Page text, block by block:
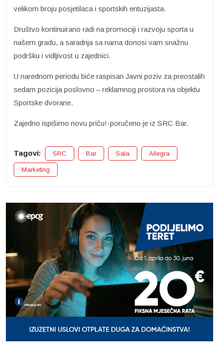
velikom broju posjetilaca i sportskih entuzijasta.
Društvo kontinuirano radi na promociji i razvoju sporta u
našem gradu, a saradnja sa nama donosi vam snažnu
podršku i vidljivost u zajednici.
U narednom periodu biće raspisan Javni poziv za preostalih
sedam pozicija poslovno – reklamnog prostora na objektu
Sportske dvorane.
Zajedno ispišimo novu priču!-poručeno je iz SRC Bar.
Tagovi: SRC Bar Sala Allegra
Marketing